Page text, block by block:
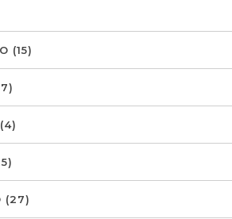
(15)
(4)
(27)